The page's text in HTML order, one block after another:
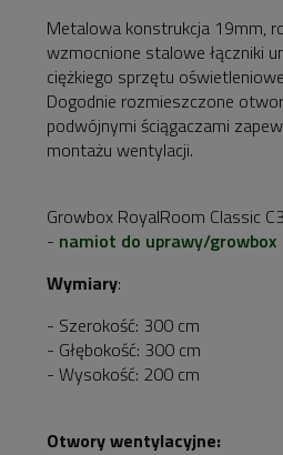
Metalowa konstrukcja 19mm,
wzmocnione stalowe łączniki
ciężkiego sprzętu
Dogodnie rozmieszczone
podwójnymi ściągaczami
montażu wentylacji.
Growbox RoyalRoom Classic
- namiot do uprawy/growbox
Wymiary:
- Szerokość: 300 cm
- Głębokość: 300 cm
- Wysokość: 200 cm
Otwory wentylacyjne: